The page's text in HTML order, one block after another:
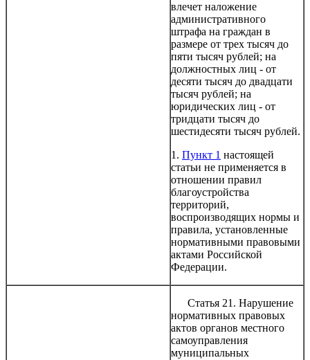
влечет наложение
административного
штрафа на граждан в
размере от трех тысяч до
пяти тысяч рублей; на
должностных лиц - от
десяти тысяч до двадцати
тысяч рублей; на
юридических лиц - от
тридцати тысяч до
шестидесяти тысяч рублей.
1. Пункт 1 настоящей
статьи не применяется в
отношении правил
благоустройства
территорий,
воспроизводящих нормы и
правила, установленные
нормативными правовыми
актами Российской
Федерации.
Статья 21. Нарушение
нормативных правовых
актов органов местного
самоуправления
муниципальных